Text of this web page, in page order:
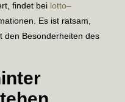
findet bei lotto–
Es ist ratsam,
den Besonderheiten des